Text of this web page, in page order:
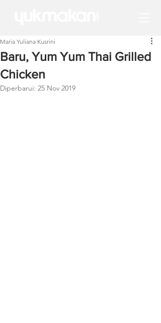
Baru, Yum Yum Thai Grilled
Chicken
Maria Yuliana Kusrini
Diperbarui: 25 Nov 2019